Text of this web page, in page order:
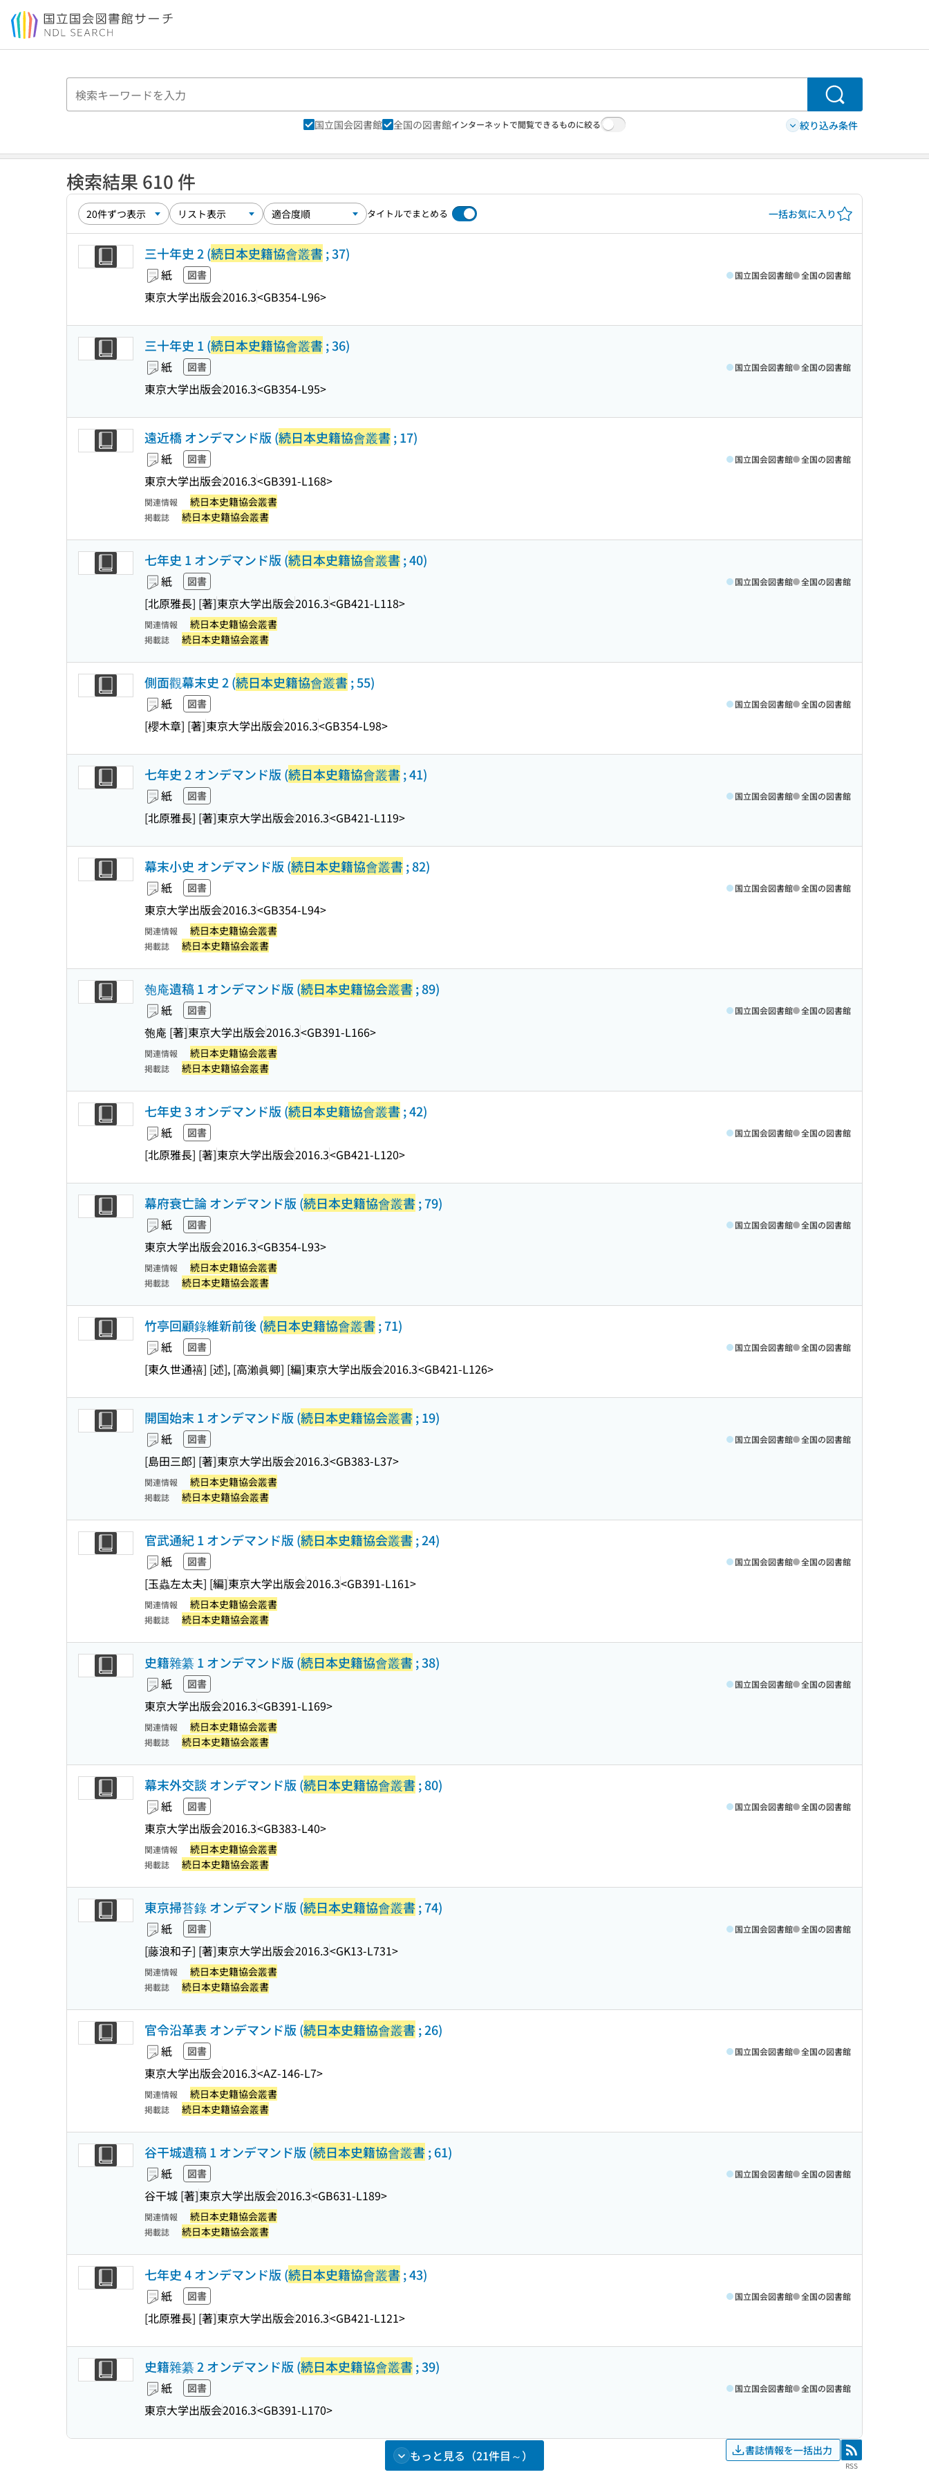
本文へ移動
検索
国立国会図書館 全国の図書館インターネットで閲覧できるものに絞る 絞り込み条件
検索結果 610 件
タイトルでまとめる 一括お気に入り
三十年史 2 (続日本史籍協會叢書 ; 37)
紙 図書
東京大学出版会2016.3<GB354-L96>
国立国会図書館 全国の図書館
三十年史 1 (続日本史籍協會叢書 ; 36)
紙 図書
東京大学出版会2016.3<GB354-L95>
国立国会図書館 全国の図書館
遠近橋 オンデマンド版 (続日本史籍協會叢書 ; 17)
紙 図書
東京大学出版会2016.3<GB391-L168>
国立国会図書館 全国の図書館
関連情報 続日本史籍協会叢書
掲載誌 続日本史籍協会叢書
七年史 1 オンデマンド版 (続日本史籍協會叢書 ; 40)
紙 図書
[北原雅長] [著]東京大学出版会2016.3<GB421-L118>
国立国会図書館 全国の図書館
関連情報 続日本史籍協会叢書
掲載誌 続日本史籍協会叢書
側面觀幕末史 2 (続日本史籍協會叢書 ; 55)
紙 図書
[櫻木章] [著]東京大学出版会2016.3<GB354-L98>
国立国会図書館 全国の図書館
七年史 2 オンデマンド版 (続日本史籍協會叢書 ; 41)
紙 図書
[北原雅長] [著]東京大学出版会2016.3<GB421-L119>
国立国会図書館 全国の図書館
幕末小史 オンデマンド版 (続日本史籍協會叢書 ; 82)
紙 図書
東京大学出版会2016.3<GB354-L94>
国立国会図書館 全国の図書館
関連情報 続日本史籍協会叢書
掲載誌 続日本史籍協会叢書
匏庵遺稿 1 オンデマンド版 (続日本史籍協会叢書 ; 89)
紙 図書
匏庵 [著]東京大学出版会2016.3<GB391-L166>
国立国会図書館 全国の図書館
関連情報 続日本史籍協会叢書
掲載誌 続日本史籍協会叢書
七年史 3 オンデマンド版 (続日本史籍協會叢書 ; 42)
紙 図書
[北原雅長] [著]東京大学出版会2016.3<GB421-L120>
国立国会図書館 全国の図書館
幕府衰亡論 オンデマンド版 (続日本史籍協會叢書 ; 79)
紙 図書
東京大学出版会2016.3<GB354-L93>
国立国会図書館 全国の図書館
関連情報 続日本史籍協会叢書
掲載誌 続日本史籍協会叢書
竹亭回顧錄維新前後 (続日本史籍協會叢書 ; 71)
紙 図書
[東久世通禧] [述], [高瀨眞卿] [編]東京大学出版会2016.3<GB421-L126>
国立国会図書館 全国の図書館
開国始末 1 オンデマンド版 (続日本史籍協会叢書 ; 19)
紙 図書
[島田三郎] [著]東京大学出版会2016.3<GB383-L37>
国立国会図書館 全国の図書館
関連情報 続日本史籍協会叢書
掲載誌 続日本史籍協会叢書
官武通紀 1 オンデマンド版 (続日本史籍協会叢書 ; 24)
紙 図書
[玉蟲左太夫] [編]東京大学出版会2016.3<GB391-L161>
国立国会図書館 全国の図書館
関連情報 続日本史籍協会叢書
掲載誌 続日本史籍協会叢書
史籍雜纂 1 オンデマンド版 (続日本史籍協會叢書 ; 38)
紙 図書
東京大学出版会2016.3<GB391-L169>
国立国会図書館 全国の図書館
関連情報 続日本史籍協会叢書
掲載誌 続日本史籍協会叢書
幕末外交談 オンデマンド版 (続日本史籍協會叢書 ; 80)
紙 図書
東京大学出版会2016.3<GB383-L40>
国立国会図書館 全国の図書館
関連情報 続日本史籍協会叢書
掲載誌 続日本史籍協会叢書
東京掃苔錄 オンデマンド版 (続日本史籍協會叢書 ; 74)
紙 図書
[藤浪和子] [著]東京大学出版会2016.3<GK13-L731>
国立国会図書館 全国の図書館
関連情報 続日本史籍協会叢書
掲載誌 続日本史籍協会叢書
官令沿革表 オンデマンド版 (続日本史籍協會叢書 ; 26)
紙 図書
東京大学出版会2016.3<AZ-146-L7>
国立国会図書館 全国の図書館
関連情報 続日本史籍協会叢書
掲載誌 続日本史籍協会叢書
谷干城遺稿 1 オンデマンド版 (続日本史籍協會叢書 ; 61)
紙 図書
谷干城 [著]東京大学出版会2016.3<GB631-L189>
国立国会図書館 全国の図書館
関連情報 続日本史籍協会叢書
掲載誌 続日本史籍協会叢書
七年史 4 オンデマンド版 (続日本史籍協會叢書 ; 43)
紙 図書
[北原雅長] [著]東京大学出版会2016.3<GB421-L121>
国立国会図書館 全国の図書館
史籍雜纂 2 オンデマンド版 (続日本史籍協會叢書 ; 39)
紙 図書
東京大学出版会2016.3<GB391-L170>
国立国会図書館 全国の図書館
もっと見る（21件目～） 書誌情報を一括出力 RSS
RSS